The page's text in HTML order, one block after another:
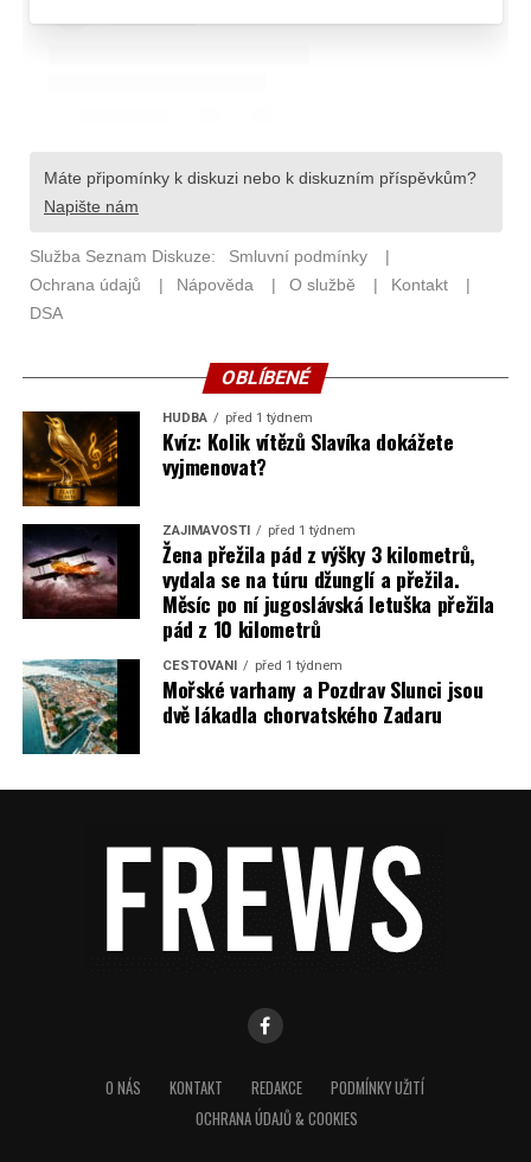
OBLÍBENÉ
HUDBA před 1 týdnem
Kvíz: Kolik vítězů Slavíka dokážete
vyjmenovat?
ZAJÍMAVOSTI před 1 týdnem
Žena přežila pád z výšky 3 kilometrů,
vydala se na túru džunglí a přežila.
Měsíc po ní jugoslávská letuška přežila
pád z 10 kilometrů
CESTOVÁNÍ před 1 týdnem
Mořské varhany a Pozdrav Slunci jsou
dvě lákadla chorvatského Zadaru
O NÁS KONTAKT REDAKCE
PODMÍNKY UŽITÍ
OCHRANA ÚDAJŮ & COOKIES